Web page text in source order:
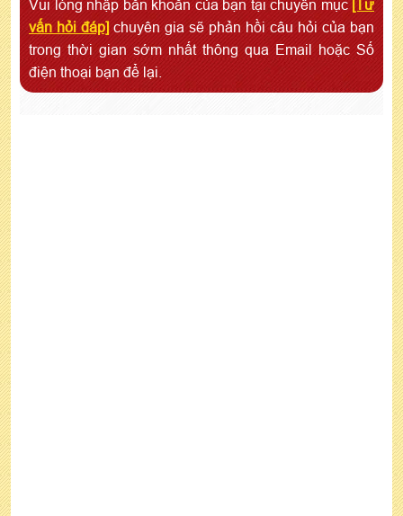
Vui lòng nhập băn khoăn của bạn tại chuyên mục
[Tư
vấn hỏi đáp] chuyên gia sẽ phản hồi câu hỏi của bạn
trong thời gian sớm nhất thông qua Email hoặc Số
điện thoại bạn để lại.